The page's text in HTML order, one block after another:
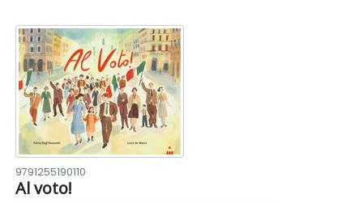
9791255190110
Al voto!